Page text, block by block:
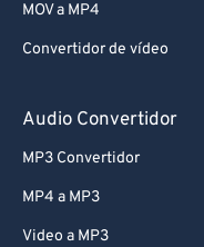
MOV a MP4
Convertidor de vídeo
Audio Convertidor
MP3 Convertidor
MP4 a MP3
Video a MP3